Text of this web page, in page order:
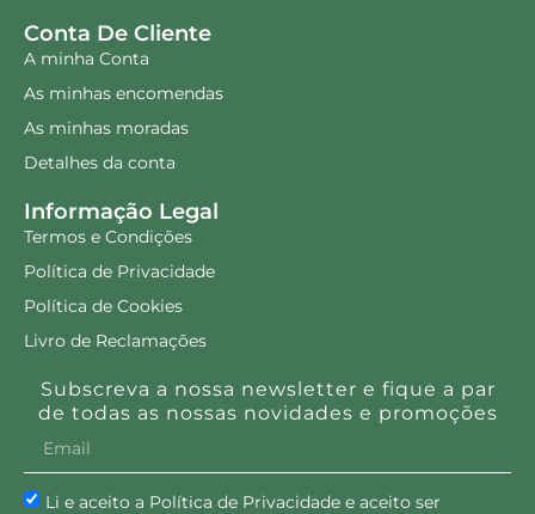
Conta De Cliente
A minha Conta
As minhas encomendas
As minhas moradas
Detalhes da conta
Informação Legal
Termos e Condições
Política de Privacidade
Política de Cookies
Livro de Reclamações
Subscreva a nossa newsletter e fique a par
de todas as nossas novidades e promoções
Li e aceito a Política de Privacidade e aceito ser